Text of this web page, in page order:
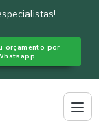
orçamento por